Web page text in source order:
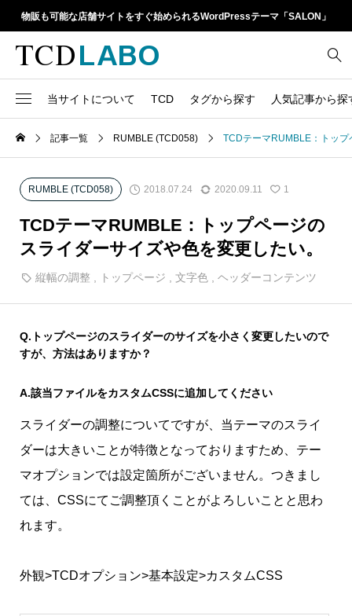
物販も可能な店舗サイトをすぐ始められるWordPressテーマ「SALON」
当サイトについて TCD タグから探す 人気記事から探
1カラム
Google Map
h1 14
iframe 17
meta description 21
meta title 39
retinaディスプレイ
SNSアイコン
ラグイン
Welcart
TCD LABOとは
TCDテーマ一覧
ファイルの編集方法
WordPressテーマ比較
人気ランキング
アップデート情報
よくあるご質問
記事一覧 RUMBLE (TCD058) TCDテーマRUMBLE：トッ
RUMBLE (TCD058) 2018.07.24 2020.09.11 1
TCDテーマRUMBLE：トップページの
スライダーサイズや色を変更したい。
縦幅の調整 , トップページ , 文字色 , ヘッダーコンテンツ
Q. トップページのスライダーのサイズを小さく変更したいので
すが、方法はありますか？
A.該当ファイルをカスタムCSSに追加してください
スライダーの調整についてですが、当テーマのスライ
ダーは大きいことが特徴となっておりますため、テー
マオプションでは設定箇所がございません。つきまし
ては、CSSにてご調整頂くことがよろしいことと思わ
れます。
外観>TCDオプション>基本設定>カスタムCSS